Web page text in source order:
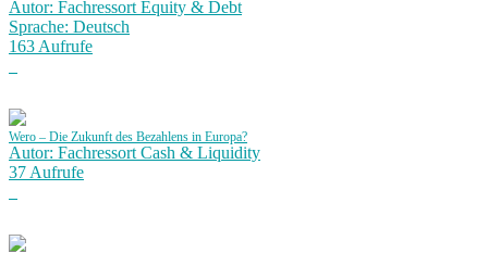
Autor: Fachressort Equity & Debt
Sprache: Deutsch
163 Aufrufe
Wero – Die Zukunft des Bezahlens in Europa?
Autor: Fachressort Cash & Liquidity
37 Aufrufe